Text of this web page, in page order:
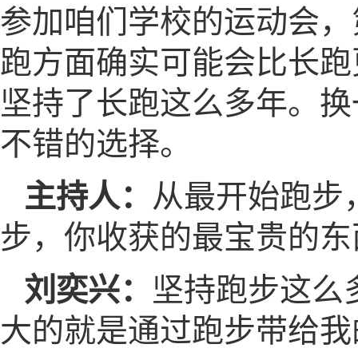
参加咱们学校的运动会
跑方面确实可能会比长
坚持了长跑这么多年。
不错的选择。
主持人： 从最开始跑步
步，你收获的最宝贵的
刘奕兴： 坚持跑步这么
大的就是通过跑步带给